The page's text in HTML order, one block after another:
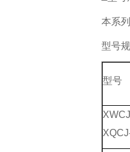
本系
型号
型号